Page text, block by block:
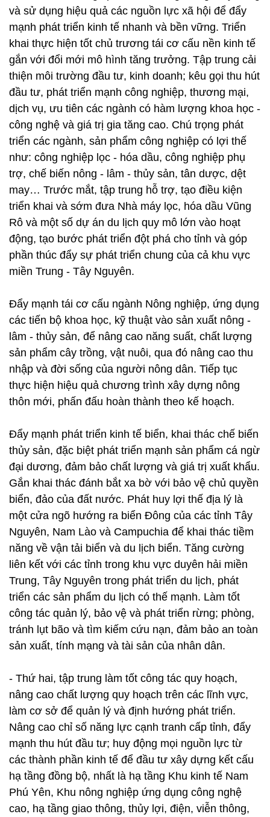
và sử dụng hiệu quả các nguồn lực xã hội để đẩy
mạnh phát triển kinh tế nhanh và bền vững. Triển
khai thực hiện tốt chủ trương tái cơ cấu nền kinh tế
gắn với đổi mới mô hình tăng trưởng. Tập trung cải
thiện môi trường đầu tư, kinh doanh; kêu gọi thu hút
đầu tư, phát triển mạnh công nghiệp, thương mại,
dịch vụ, ưu tiên các ngành có hàm lượng khoa học -
công nghệ và giá trị gia tăng cao. Chú trọng phát
triển các ngành, sản phẩm công nghiệp có lợi thế
như: công nghiệp lọc - hóa dầu, công nghiệp phụ
trợ, chế biến nông - lâm - thủy sản, tân dược, dệt
may… Trước mắt, tập trung hỗ trợ, tạo điều kiện
triển khai và sớm đưa Nhà máy lọc, hóa dầu Vũng
Rô và một số dự án du lịch quy mô lớn vào hoạt
động, tạo bước phát triển đột phá cho tỉnh và góp
phần thúc đẩy sự phát triển chung của cả khu vực
miền Trung - Tây Nguyên.
Đẩy mạnh tái cơ cấu ngành Nông nghiệp, ứng dụng
các tiến bộ khoa học, kỹ thuật vào sản xuất nông -
lâm - thủy sản, để nâng cao năng suất, chất lượng
sản phẩm cây trồng, vật nuôi, qua đó nâng cao thu
nhập và đời sống của người nông dân. Tiếp tục
thực hiện hiệu quả chương trình xây dựng nông
thôn mới, phấn đấu hoàn thành theo kế hoạch.
Đẩy mạnh phát triển kinh tế biển, khai thác chế biến
thủy sản, đặc biệt phát triển mạnh sản phẩm cá ngừ
đại dương, đảm bảo chất lượng và giá trị xuất khẩu.
Gắn khai thác đánh bắt xa bờ với bảo vệ chủ quyền
biển, đảo của đất nước. Phát huy lợi thế địa lý là
một cửa ngõ hướng ra biển Đông của các tỉnh Tây
Nguyên, Nam Lào và Campuchia để khai thác tiềm
năng về vận tải biển và du lịch biển. Tăng cường
liên kết với các tỉnh trong khu vực duyên hải miền
Trung, Tây Nguyên trong phát triển du lịch, phát
triển các sản phẩm du lịch có thế mạnh. Làm tốt
công tác quản lý, bảo vệ và phát triển rừng; phòng,
tránh lụt bão và tìm kiếm cứu nạn, đảm bảo an toàn
sản xuất, tính mạng và tài sản của nhân dân.
- Thứ hai, tập trung làm tốt công tác quy hoạch,
nâng cao chất lượng quy hoạch trên các lĩnh vực,
làm cơ sở để quản lý và định hướng phát triển.
Nâng cao chỉ số năng lực cạnh tranh cấp tỉnh, đẩy
mạnh thu hút đầu tư; huy động mọi nguồn lực từ
các thành phần kinh tế để đầu tư xây dựng kết cấu
hạ tầng đồng bộ, nhất là hạ tầng Khu kinh tế Nam
Phú Yên, Khu nông nghiệp ứng dụng công nghệ
cao, hạ tầng giao thông, thủy lợi, điện, viễn thông,